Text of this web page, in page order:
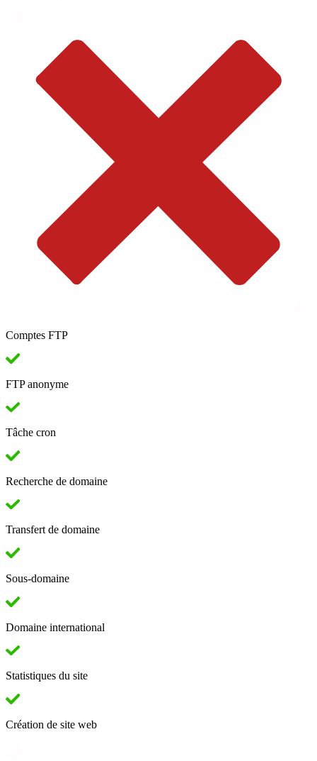
Comptes FTP
FTP anonyme
Tâche cron
Recherche de domaine
Transfert de domaine
Sous-domaine
Domaine international
Statistiques du site
Création de site web